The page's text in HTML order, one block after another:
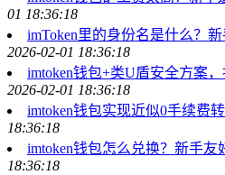
01 18:36:18
imToken里的身份名是什么？
2026-02-01 18:36:18
imtoken钱包+类U盾安全方案
2026-02-01 18:36:18
imtoken钱包实现近似0手续费
18:36:18
imtoken钱包怎么兑换？新手友
18:36:18